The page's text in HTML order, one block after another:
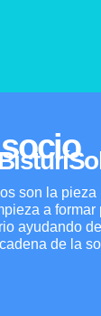
son la
a
ayudando
de la